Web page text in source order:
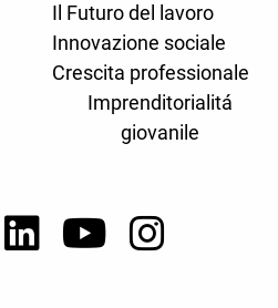
Il Futuro del lavoro
Innovazione sociale
Crescita professionale
Imprenditorialitá
giovanile